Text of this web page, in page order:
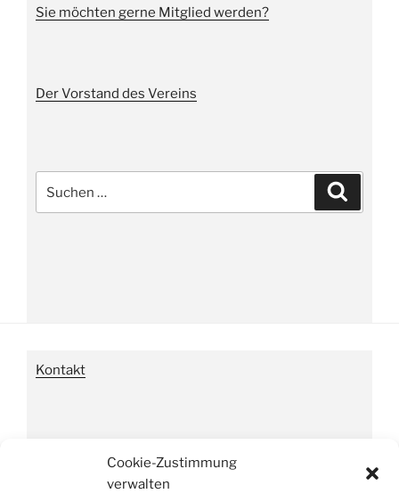
Cookie-Zustimmung
verwalten
Sie möchten gerne Mitglied werden?
Der Vorstand des Vereins
nach:
Kontakt